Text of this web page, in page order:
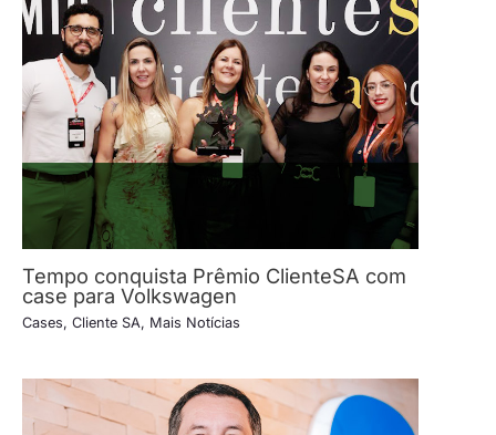
Tempo conquista Prêmio ClienteSA com
case para Volkswagen
Cases, Cliente SA, Mais Notícias